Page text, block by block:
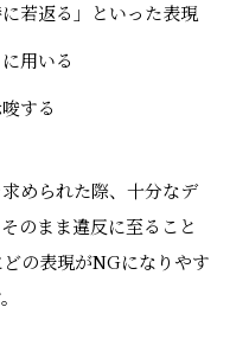
若返る」といった表現
用いる
する
められた際、十分なデ
のまま違反に至ること
の表現がNGになりやす